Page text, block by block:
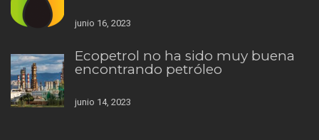
junio 16, 2023
Ecopetrol no ha sido muy buena
encontrando petróleo
junio 14, 2023